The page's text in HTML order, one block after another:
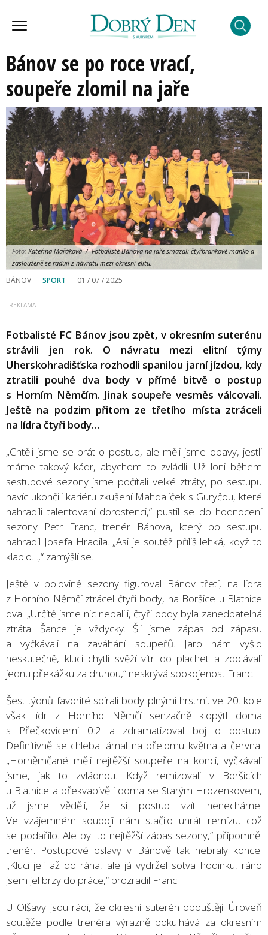
Bánov se po roce vrací,
soupeře zlomil na jaře
Foto: Kateřina Mařáková / Fotbalisté Bánova na jaře smazali čtyřbrankové manko a
zaslouženě se radují z návratu mezi okresní elitu.
BÁNOV SPORT 01 / 07 / 2025
Fotbalisté FC Bánov jsou zpět, v okresním suterénu
strávili jen rok. O návratu mezi elitní týmy
Uherskohradišťska rozhodli spanilou jarní jízdou, kdy
ztratili pouhé dva body v přímé bitvě o postup
s Horním Němčím. Jinak soupeře vesměs válcovali.
Ještě na podzim přitom ze třetího místa ztráceli
na lídra čtyři body…
„Chtěli jsme se prát o postup, ale měli jsme obavy, jestli
máme takový kádr, abychom to zvládli. Už loni během
sestupové sezony jsme počítali velké ztráty, po sestupu
navíc ukončili kariéru zkušení Mahdalíček s Guryčou, které
nahradili talentovaní dorostenci,“ pustil se do hodnocení
sezony Petr Franc, trenér Bánova, který po sestupu
nahradil Josefa Hradila. „Asi je soutěž příliš lehká, když to
klaplo…,“ zamýšlí se.
Ještě v polovině sezony figuroval Bánov třetí, na lídra
z Horního Němčí ztrácel čtyři body, na Boršice u Blatnice
dva. „Určitě jsme nic nebalili, čtyři body byla zanedbatelná
ztráta. Šance je vždycky. Šli jsme zápas od zápasu
a vyčkávali na zaváhání soupeřů. Jaro nám vyšlo
neskutečně, kluci chytli svěží vítr do plachet a zdolávali
jednu překážku za druhou,“ neskrývá spokojenost Franc.
Šest týdnů favorité sbírali body plnými hrstmi, ve 20. kole
však lídr z Horního Němčí senzačně klopýtl doma
s Přečkovicemi 0:2 a zdramatizoval boj o postup.
Definitivně se chleba lámal na přelomu května a června.
„Horněmčané měli nejtěžší soupeře na konci, vyčkávali
jsme, jak to zvládnou. Když remizovali v Boršicích
u Blatnice a překvapivě i doma se Starým Hrozenkovem,
už jsme věděli, že si postup vzít nenecháme.
Ve vzájemném souboji nám stačilo uhrát remízu, což
se podařilo. Ale byl to nejtěžší zápas sezony,“ připomněl
trenér. Postupové oslavy v Bánově tak nebraly konce.
„Kluci jeli až do rána, ale já vydržel sotva hodinku, ráno
jsem jel brzy do práce,“ prozradil Franc.
U Olšavy jsou rádi, že okresní suterén opouštějí. Úroveň
soutěže podle trenéra výrazně pokulhává za okresním